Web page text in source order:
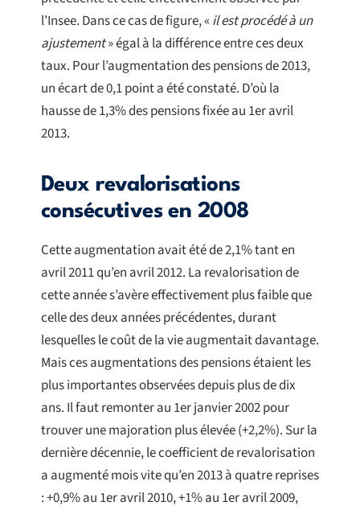
l’Insee. Dans ce cas de figure, «il est procédé à un
ajustement» égal à la différence entre ces deux
taux. Pour l’augmentation des pensions de 2013,
un écart de 0,1 point a été constaté. D’où la
hausse de 1,3% des pensions fixée au 1er avril
2013.
Deux revalorisations
consécutives en 2008
Cette augmentation avait été de 2,1% tant en
avril 2011 qu’en avril 2012. La revalorisation de
cette année s’avère effectivement plus faible que
celle des deux années précédentes, durant
lesquelles le coût de la vie augmentait davantage.
Mais ces augmentations des pensions étaient les
plus importantes observées depuis plus de dix
ans. Il faut remonter au 1er janvier 2002 pour
trouver une majoration plus élevée (+2,2%). Sur la
dernière décennie, le coefficient de revalorisation
a augmenté mois vite qu’en 2013 à quatre reprises
: +0,9% au 1er avril 2010, +1% au 1er avril 2009,